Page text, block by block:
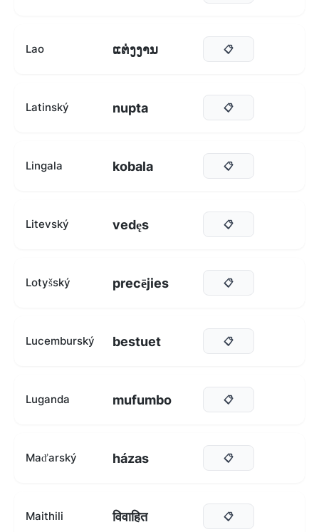
Lao ແຕ່ງງານ 📋
Latinský nupta 📋
Lingala kobala 📋
Litevský vedęs 📋
Lotyšský precējies 📋
Lucemburský bestuet 📋
Luganda mufumbo 📋
Maďarský házas 📋
Maithili विवाहित 📋